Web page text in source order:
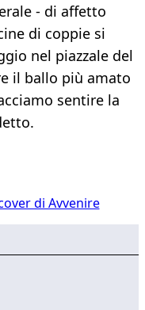
- di affetto
di coppie si
nel piazzale del
il ballo più amato
sentire la
di Avvenire